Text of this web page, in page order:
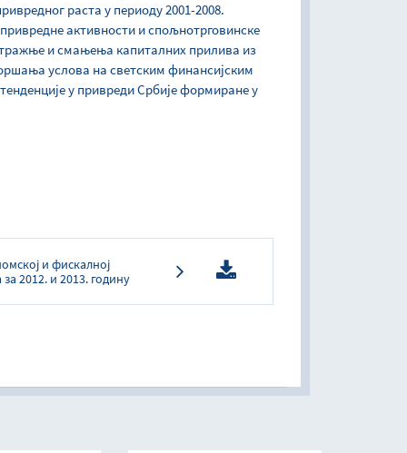
раста у периоду 2001-2008.
активности и спољнотрговинске
и смањења капиталних прилива из
услова на светским финансијским
у привреди Србије формиране у
и фискалној
2012. и 2013. годину